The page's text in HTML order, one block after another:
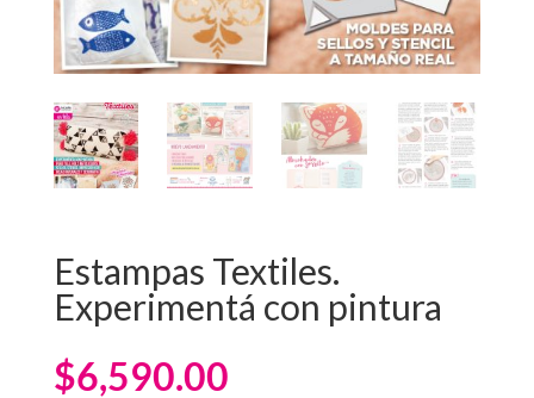
Estampas Textiles.
Experimentá con pintura
$6,590.00